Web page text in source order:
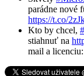
parádne nové
https://t.co/
Kto by chcel,
stiahnuť na
mail a